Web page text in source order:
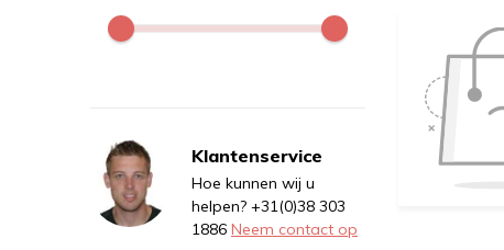
Klantenservice
Hoe kunnen wij u
helpen? +31(0)38 303
1886 Neem contact op